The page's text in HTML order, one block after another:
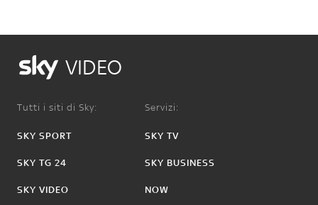
VIDEO
Tutti i siti di Sky:
SKY SPORT
SKY TG 24
SKY VIDEO
Servizi:
SKY TV
SKY BUSINESS
NOW